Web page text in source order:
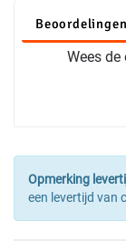
Beoordelingen
Wees
Opmerking
een levertijd van